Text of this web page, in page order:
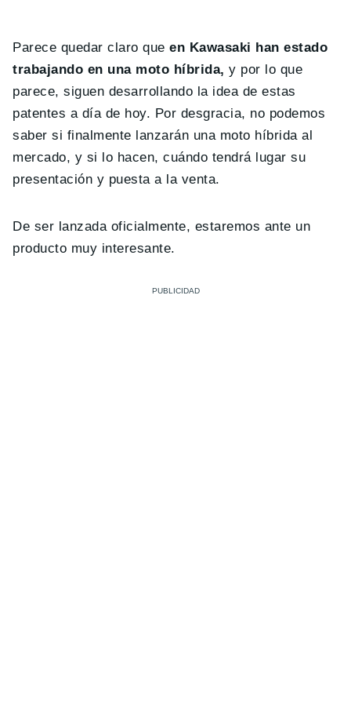
Parece quedar claro queen Kawasaki han estado
trabajando en una moto híbrida, y por lo que
parece, siguen desarrollando la idea de estas
patentes a día de hoy. Por desgracia, no podemos
saber si finalmente lanzarán una moto híbrida al
mercado, y si lo hacen, cuándo tendrá lugar su
presentación y puesta a la venta.
De ser lanzada oficialmente, estaremos ante un
producto muy interesante.